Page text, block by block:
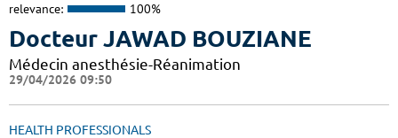
relevance: 100%
Docteur JAWAD BOUZIANE
Médecin anesthésie-Réanimation
29/04/2026 09:50
HEALTH PROFESSIONALS